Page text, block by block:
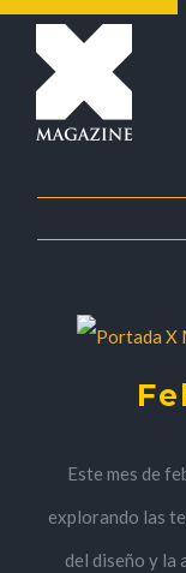
Saltar
contenido
Este mes de
explorando las
del diseño y la